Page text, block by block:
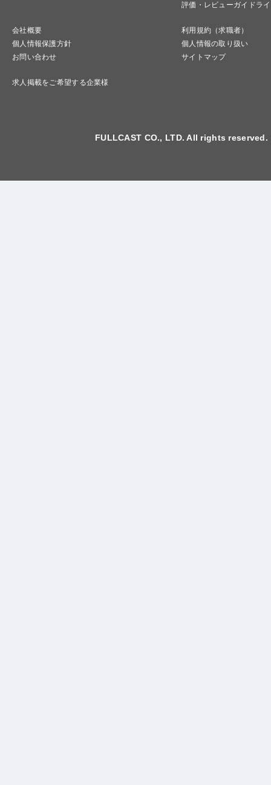
評価・レビューガイドラ
会社概要
利用規約（求職者）
個人情報保護方針
個人情報の取り扱い
お問い合わせ
サイトマップ
求人掲載をご希望する企業様
FULLCAST CO., LTD. All rights reserved.